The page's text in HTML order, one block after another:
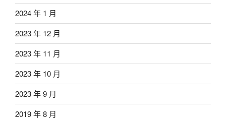
2024 年 1 月
2023 年 12 月
2023 年 11 月
2023 年 10 月
2023 年 9 月
2019 年 8 月